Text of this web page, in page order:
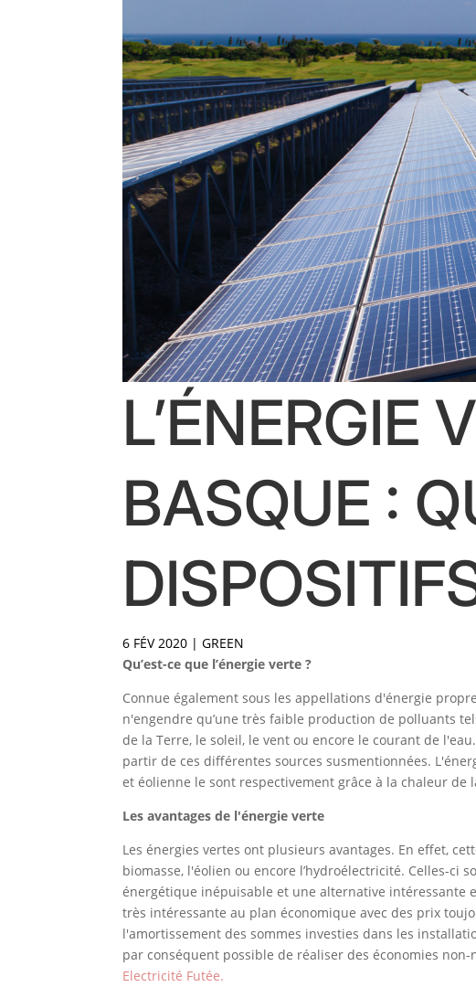
L’ÉNERGIE
BASQUE :
6 FÉV 2020 |GREEN
Qu’est-ce que l’énergie verte ?
Connue également sous les appellations d'énergie
n'engendre qu’une très faible production de polluants
de la Terre, le soleil, le vent ou encore le courant de
partir de ces différentes sources susmentionnées.
et éolienne le sont respectivement grâce à la chaleur de
Les avantages de l'énergie verte
Les énergies vertes ont plusieurs avantages. En effet,
biomasse, l'éolien ou encore l’hydroélectricité. Celles-
énergétique inépuisable et une alternative intéressante
très intéressante au plan économique avec des prix
l'amortissement des sommes investies dans les
par conséquent possible de réaliser des économies
Electricité Futée.